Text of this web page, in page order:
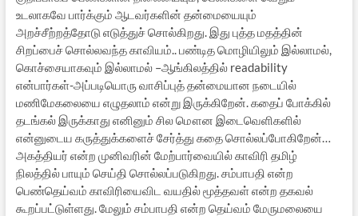
உடலாகவே பார்க்கும் ஆடவர்களின் தன்மையையும்
அறச்சீற்றத்தோடு எடுத்துச் சொல்கிறது. இது புத்த மதத்தின்
சிறப்பைச் சொல்லவந்த காவியம்.. பண்டித மொழியிலும் இல்லாமல்,
கொச்சையாகவும் இல்லாமல் –ஆங்கிலத்தில் readability
என்பார்கள்-அப்படியொரு வாசிப்புத் தன்மையான நடையில்
மணிமேகலையை எழுதலாம் என்று இருக்கிறேன். கதைப் போக்கில்
தடங்கல் இருக்காது எனினும் சில மௌன இடைவெளிகளில்
என்னுடைய கருத்துக்களைச் சேர்த்து கதை சொல்லப்போகிறேன்…
அகத்தியர் என்ற முனிவரின் மேற்பார்வையில் காவிரி தமிழ்
நிலத்தில் பாயும் செய்தி சொல்லப்படுகிறது. சம்பாபதி என்ற
பெண்தெய்வம் காவிரியைவிட வயதில் மூத்தவள் என்ற தகவல்
கூறப்பட்டுள்ளது. மேலும் சம்பாபதி என்ற தெய்வம் மேருமலையை